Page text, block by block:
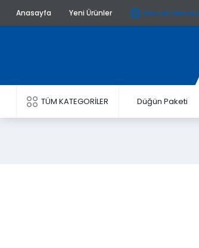
Anasayfa Yeni Ürünler Destek Merkezi
TÜM KATEGORİLER Düğün Paketi